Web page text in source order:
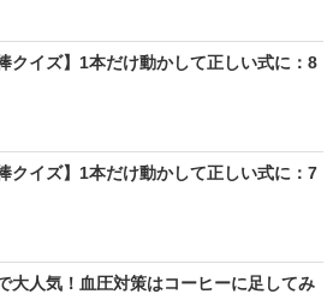
クイズ】1本だけ動かして正しい式に：8
クイズ】1本だけ動かして正しい式に：7
大人気！血圧対策はコーヒーに足してみ